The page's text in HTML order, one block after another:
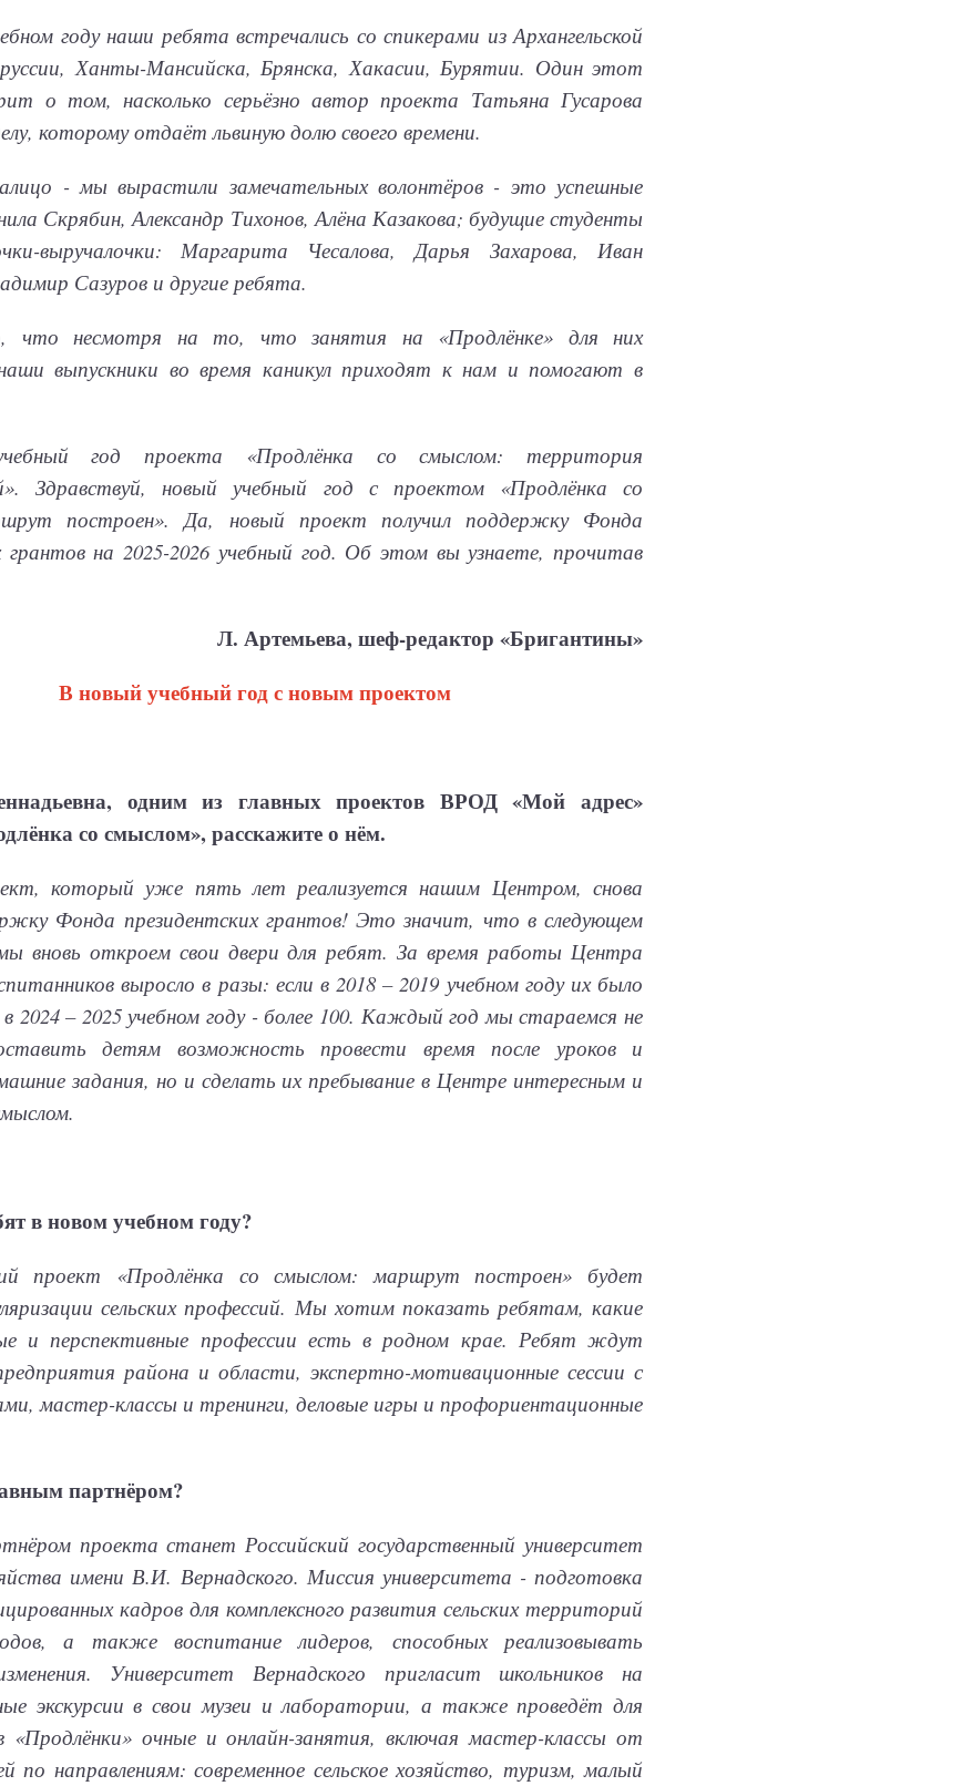
году наши ребята встречались со спикерами из Архангельской
Ханты-Мансийска, Брянска, Хакасии, Бурятии. Один этот
о том, насколько серьёзно автор проекта Татьяна Гусарова
которому отдаёт львиную долю своего времени.
- мы вырастили замечательных волонтёров - это успешные
Скрябин, Александр Тихонов, Алёна Казакова; будущие студенты
выручалочки: Маргарита Чесалова, Дарья Захарова, Иван
Сазуров и другие ребята.
что несмотря на то, что занятия на «Продлёнке» для них
выпускники во время каникул приходят к нам и помогают в
год проекта «Продлёнка со смыслом: территория
Здравствуй, новый учебный год с проектом «Продлёнка со
построен». Да, новый проект получил поддержку Фонда
грантов на 2025-2026 учебный год. Об этом вы узнаете, прочитав
Л. Артемьева, шеф-редактор «Бригантины»
В новый учебный год с новым проектом
одним из главных проектов ВРОД «Мой адрес»
со смыслом», расскажите о нём.
который уже пять лет реализуется нашим Центром, снова
Фонда президентских грантов! Это значит, что в следующем
вновь откроем свои двери для ребят. За время работы Центра
выросло в разы: если в 2018 – 2019 учебном году их было
2024 – 2025 учебном году - более 100. Каждый год мы стараемся не
детям возможность провести время после уроков и
задания, но и сделать их пребывание в Центре интересным и
в новом учебном году?
проект «Продлёнка со смыслом: маршрут построен» будет
сельских профессий. Мы хотим показать ребятам, какие
и перспективные профессии есть в родном крае. Ребят ждут
района и области, экспертно-мотивационные сессии с
мастер-классы и тренинги, деловые игры и профориентационные
партнёром?
проекта станет Российский государственный университет
имени В.И. Вернадского. Миссия университета - подготовка
кадров для комплексного развития сельских территорий
а также воспитание лидеров, способных реализовывать
Университет Вернадского пригласит школьников на
экскурсии в свои музеи и лаборатории, а также проведёт для
«Продлёнки» очные и онлайн-занятия, включая мастер-классы от
по направлениям: современное сельское хозяйство, туризм, малый